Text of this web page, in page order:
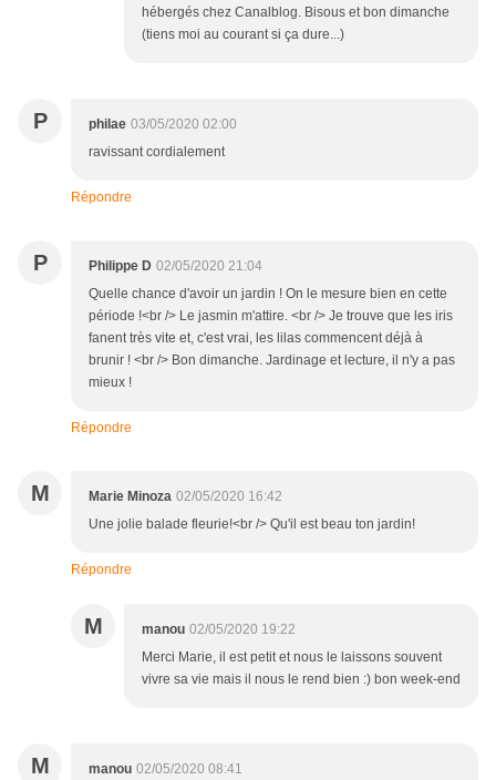
hébergés chez Canalblog. Bisous et bon dimanche
(tiens moi au courant si ça dure...)
P philae 03/05/2020 02:00
ravissant cordialement
Répondre
P Philippe D 02/05/2020 21:04
Quelle chance d'avoir un jardin ! On le mesure bien en cette
période !<br /> Le jasmin m'attire. <br /> Je trouve que les iris
fanent très vite et, c'est vrai, les lilas commencent déjà à
brunir ! <br /> Bon dimanche. Jardinage et lecture, il n'y a pas
mieux !
Répondre
M Marie Minoza 02/05/2020 16:42
Une jolie balade fleurie!<br /> Qu'il est beau ton jardin!
Répondre
M manou 02/05/2020 19:22
Merci Marie, il est petit et nous le laissons souvent
vivre sa vie mais il nous le rend bien :) bon week-end
M manou 02/05/2020 08:41